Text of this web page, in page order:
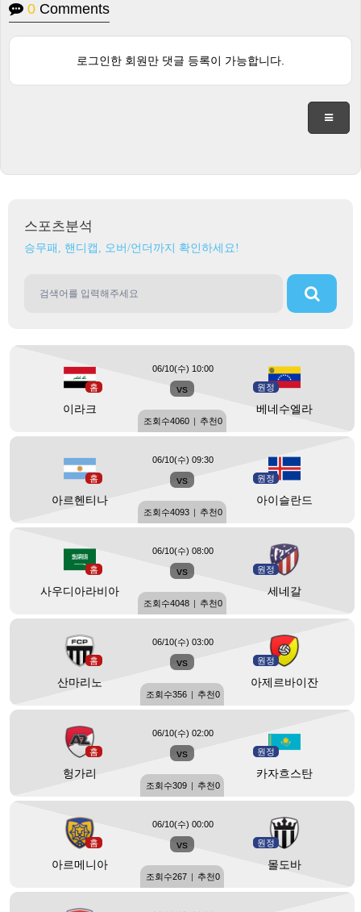
0 Comments
로그인한 회원만 댓글 등록이 가능합니다.
스포츠분석
승무패, 핸디캡, 오버/언더까지 확인하세요!
홈
이라크
vs 원정
베네수엘라
06/10(수) 10:00
조회수4060 | 추천0
홈
아르헨티나
vs 원정
아이슬란드
06/10(수) 09:30
조회수4093 | 추천0
홈
사우디아라비아
vs 원정
세네갈
06/10(수) 08:00
조회수4048 | 추천0
홈
산마리노
vs 원정
아제르바이잔
06/10(수) 03:00
조회수356 | 추천0
홈
헝가리
vs 원정
카자흐스탄
06/10(수) 02:00
조회수309 | 추천0
홈
아르메니아
vs 원정
몰도바
06/10(수) 00:00
조회수267 | 추천0